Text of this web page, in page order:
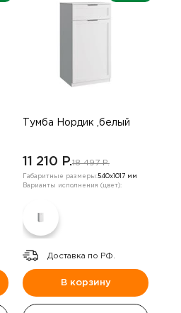
Тумба Нордик ,белый
11 210 P.18 497 P.
Габаритные размеры:540х1017 мм
Варианты исполнения (цвет):
Доставка по РФ.
В корзину